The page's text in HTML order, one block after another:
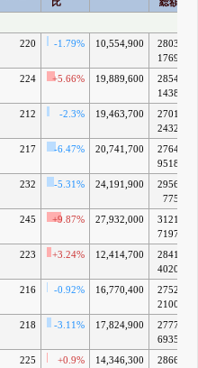
220 -1.79% 10,554,900
2803億
1769万
224 +5.66% 19,889,600
2854億
1438万
212 -2.3% 19,463,700
2701億
2432万
217 -6.47% 20,741,700
2764億
9518万
232 -5.31% 24,191,900
2956億
775万
245 +9.87% 27,932,000
3121億
7197万
223 +3.24% 12,414,700
2841億
4020万
216 -0.92% 16,770,400
2752億
2100万
218 -3.11% 17,824,900
2777億
6935万
225 +0.9% 14,346,300
2866億